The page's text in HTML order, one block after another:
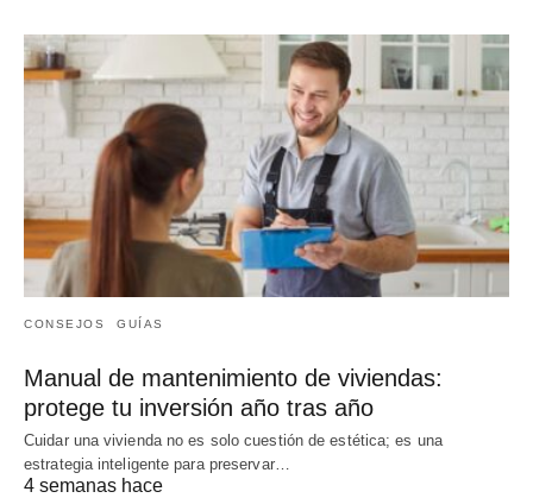
CONSEJOS GUÍAS
Manual de mantenimiento de viviendas:
protege tu inversión año tras año
Cuidar una vivienda no es solo cuestión de estética; es una
estrategia inteligente para preservar…
4 semanas hace